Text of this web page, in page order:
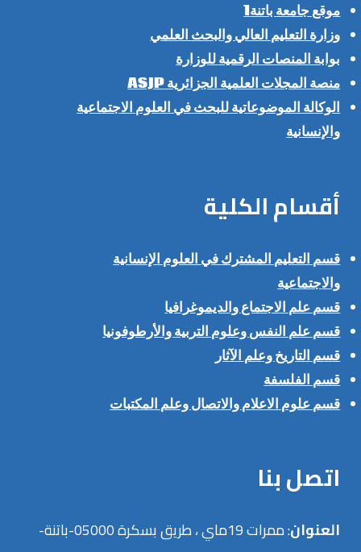
موقع جامعة باتنة1
وزارة التعليم العالي والبحث العلمي
بوابة المنصات الرقمية للوزارة
منصة المجلات العلمية الجزائرية ASJP
الوكالة الموضوعاتية للبحث في العلوم الاجتماعية
والإنسانية
أقسام الكلية
قسم التعليم المشترك في العلوم الإنسانية
والاجتماعية
قسم علم الاجتماع والديموغرافيا
قسم علم النفس وعلوم التربية والأرطوفونيا
قسم التاريخ وعلم الآثار
قسم الفلسفة
قسم علوم الاعلام والاتصال وعلم المكتبات
اتصل بنا
العنوان: ممرات 19ماي ، طريق بسكرة 05000-باتنة-